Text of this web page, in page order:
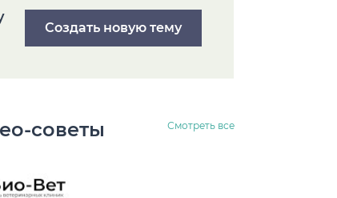
Создать новую тему
советы Смотреть все